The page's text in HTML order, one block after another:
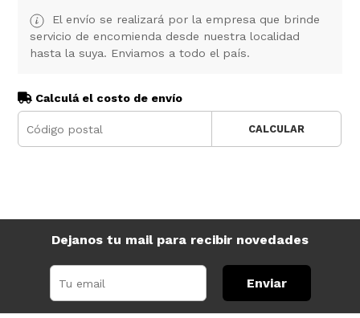
El envío se realizará por la empresa que brinde
servicio de encomienda desde nuestra localidad
hasta la suya. Enviamos a todo el país.
Calculá el costo de envío
CALCULAR
Dejanos tu mail para recibir novedades
Enviar